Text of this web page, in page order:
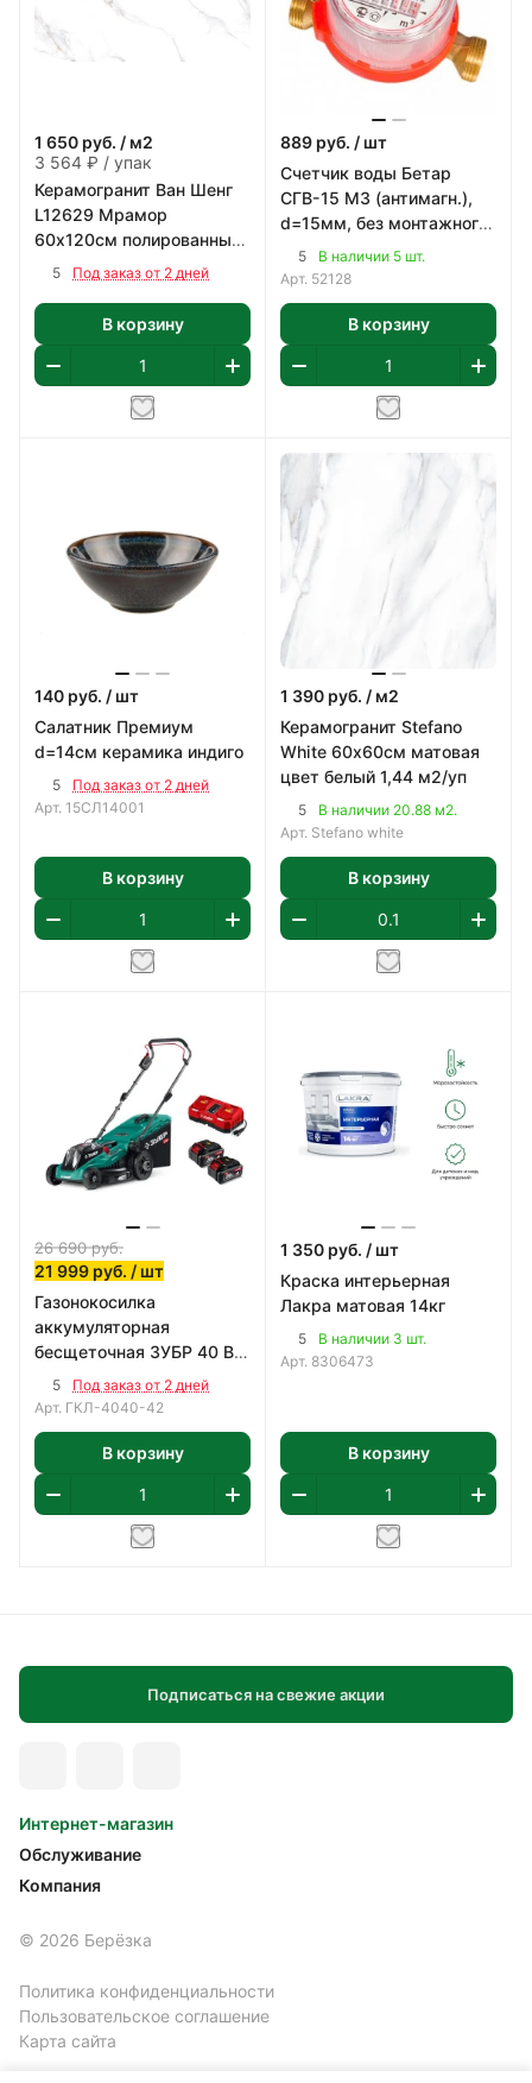
1 650 руб. / м2
3 564 ₽ / упак
Керамогранит Ван Шенг
L12629 Мрамор
60х120см полированный
цвет белый с коричнево-
5 Под заказ от 2 дней
В корзину
889 руб. / шт
Счетчик воды Бетар
СГВ-15 МЗ (антимагн.),
d=15мм, без монтажного
комплекта
5
В наличии 5 шт.
Арт. 52128
В корзину
140 руб. / шт
Салатник Премиум
d=14см керамика индиго
5
Под заказ от 2 дней
Арт. 15СЛ14001
В корзину
1 390 руб. / м2
Керамогранит Stefano
White 60х60см матовая
цвет белый 1,44 м2/уп
5
В наличии 20.88 м2.
Арт. Stefano white
В корзину
26 690руб.
21 999 руб. / шт
Газонокосилка
аккумуляторная
бесщеточная ЗУБР 40 В
(2x20В), 400 мм
5
Под заказ от 2 дней
Арт. ГКЛ-4040-42
В корзину
1 350 руб. / шт
Краска интерьерная
Лакра матовая 14кг
5
В наличии 3 шт.
Арт. 8306473
В корзину
Подписаться на свежие акции
Интернет-магазин
Обслуживание
Компания
© 2026 Берёзка
Политика конфиденциальности
Пользовательское соглашение
Карта сайта